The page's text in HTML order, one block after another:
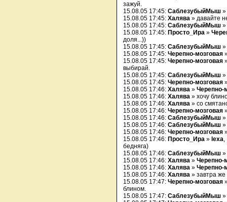
зажуй.
15.08.05 17:45: СаблезубыйМыш »
15.08.05 17:45: Халява » давайте
15.08.05 17:45: СаблезубыйМыш »
15.08.05 17:45: Просто_Ира »
доля...))
15.08.05 17:45: СаблезубыйМыш »
15.08.05 17:45: Черепно-мозговая
15.08.05 17:45: Черепно-мозговая
выбирай.
15.08.05 17:45: СаблезубыйМыш »
15.08.05 17:45: Черепно-мозговая
15.08.05 17:46: Халява » Черепно-
15.08.05 17:46: Халява » хочу
15.08.05 17:46: Халява » со
15.08.05 17:46: Черепно-мозговая
15.08.05 17:46: СаблезубыйМыш
15.08.05 17:46: СаблезубыйМыш »
15.08.05 17:46: Черепно-мозговая
15.08.05 17:46: Просто_Ира » lexa,
бедняга)
15.08.05 17:46: СаблезубыйМыш »
15.08.05 17:46: Халява » Черепно-
15.08.05 17:46: Халява » Черепно-
15.08.05 17:46: Халява » завтра же
15.08.05 17:47: Черепно-мозговая
блином.
15.08.05 17:47: СаблезубыйМыш »